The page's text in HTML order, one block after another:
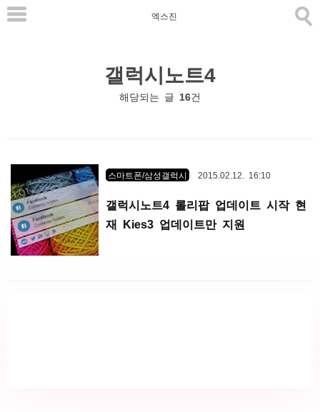
본
엑스진
갤럭시노트4
해당되는 글 16건
스마트폰/삼성갤럭시 2015.02.12. 16:10
갤럭시노트4 롤리팝 업데이트 시작 현
재 Kies3 업데이트만 지원